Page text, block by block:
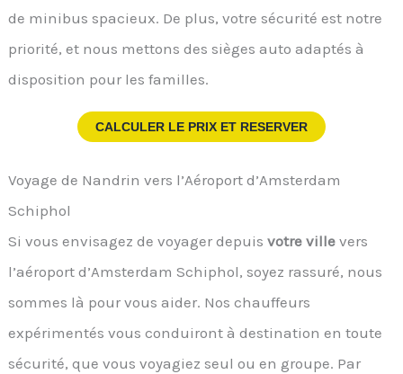
de minibus spacieux. De plus, votre sécurité est notre
priorité, et nous mettons des sièges auto adaptés à
disposition pour les familles.
CALCULER LE PRIX ET RESERVER
Voyage de Nandrin vers l’Aéroport d’Amsterdam
Schiphol
Si vous envisagez de voyager depuisvotre ville vers
l’aéroport d’Amsterdam Schiphol, soyez rassuré, nous
sommes là pour vous aider. Nos chauffeurs
expérimentés vous conduiront à destination en toute
sécurité, que vous voyagiez seul ou en groupe. Par